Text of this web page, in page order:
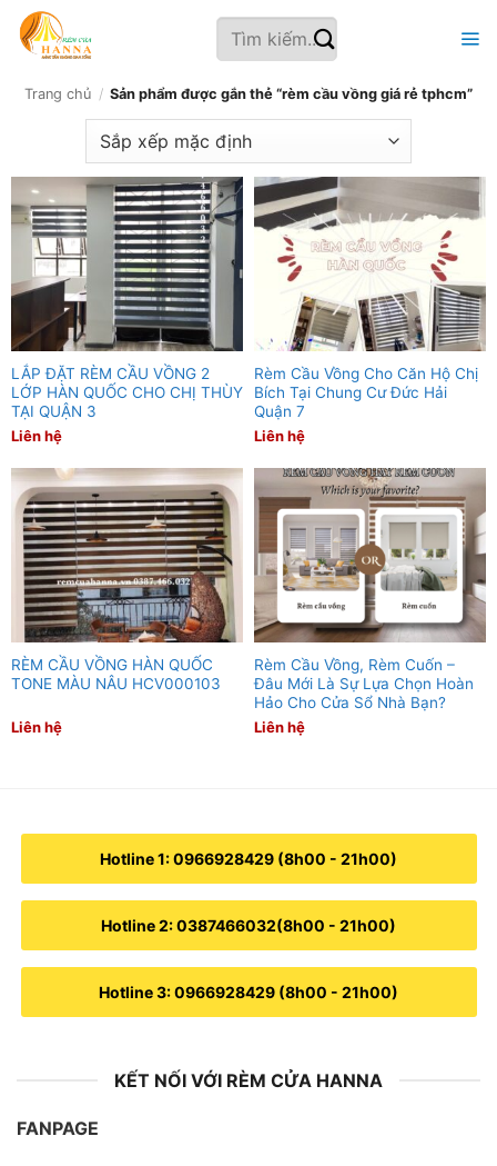
qua
dung
Tìm
kiếm:
Trang chủ / Sản phẩm được gắn thẻ “rèm cầu vồng giá rẻ tphcm”
LẮP ĐẶT RÈM CẦU VỒNG 2
LỚP HÀN QUỐC CHO CHỊ THÙY
TẠI QUẬN 3
Liên hệ
Rèm Cầu Vồng Cho Căn Hộ Chị
Bích Tại Chung Cư Đức Hải
Quận 7
Liên hệ
RÈM CẦU VỒNG HÀN QUỐC
TONE MÀU NÂU HCV000103
Liên hệ
Rèm Cầu Vồng, Rèm Cuốn –
Đâu Mới Là Sự Lựa Chọn Hoàn
Hảo Cho Cửa Sổ Nhà Bạn?
Liên hệ
Hotline 1: 0966928429 (8h00 - 21h00)
Hotline 2: 0387466032(8h00 - 21h00)
Hotline 3: 0966928429 (8h00 - 21h00)
KẾT NỐI VỚI RÈM CỬA HANNA
FANPAGE